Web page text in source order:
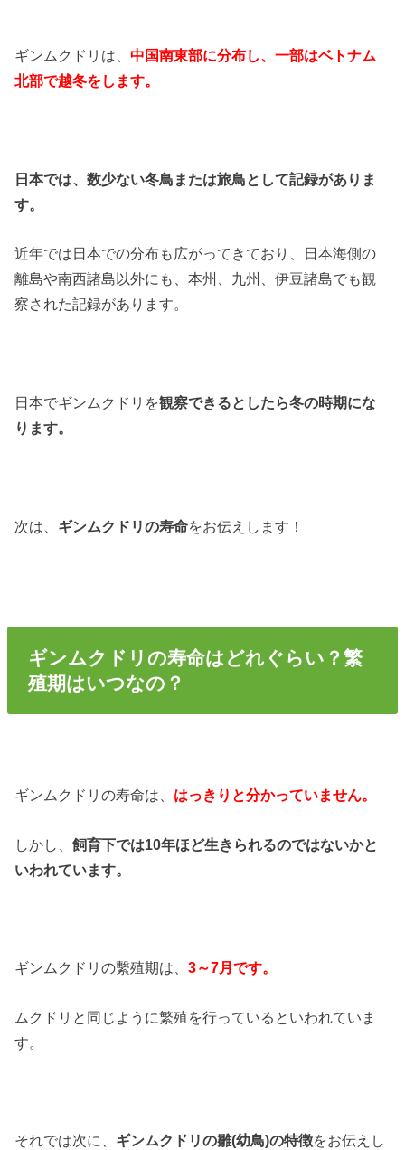
ギンムクドリは、中国南東部に分布し、一部はベトナム
北部で越冬をします。
日本では、数少ない冬鳥または旅鳥として記録がありま
す。
近年では日本での分布も広がってきており、日本海側の
離島や南西諸島以外にも、本州、九州、伊豆諸島でも観
察された記録があります。
日本でギンムクドリを観察できるとしたら冬の時期にな
ります。
次は、 ギンムクドリの寿命をお伝えします！
ギンムクドリの寿命はどれぐらい？繁
殖期はいつなの？
ギンムクドリの寿命は、 はっきりと分かっていません。
しかし、飼育下では10年ほど生きられるのではないかと
いわれています。
ギンムクドリの繫殖期は、3～7月です。
ムクドリと同じように繁殖を行っているといわれていま
す。
それでは次に、 ギンムクドリの雛(幼鳥)の特徴をお伝えし